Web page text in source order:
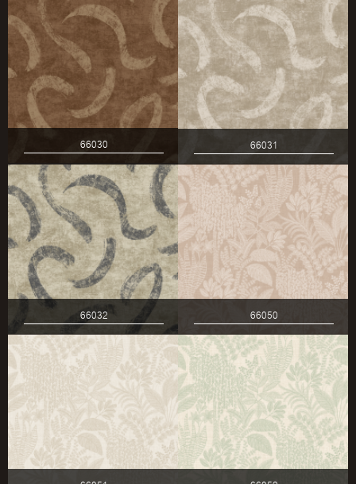
66030 66031
66032 66050